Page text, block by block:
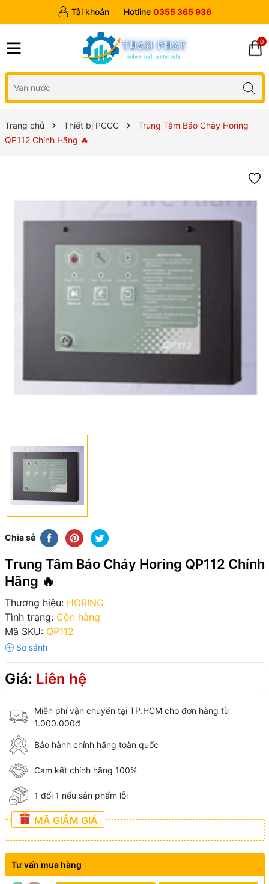
Tài khoản Hotline 0355 365 936
0
Trang chủ Thiết bị PCCC
Trung Tâm Báo Cháy Horing
QP112 Chính Hãng 🔥
Chia sẻ
Trung Tâm Báo Cháy Horing QP112 Chính
Hãng 🔥
Thương hiệu: HORING
Tình trạng: Còn hàng
Mã SKU: QP112
Giá: Liên hệ
Miễn phí vận chuyển tại TP.HCM cho đơn hàng từ
1.000.000đ
Bảo hành chính hãng toàn quốc
Cam kết chính hãng 100%
1 đổi 1 nếu sản phẩm lỗi
MÃ GIẢM GIÁ
Tư vấn mua hàng